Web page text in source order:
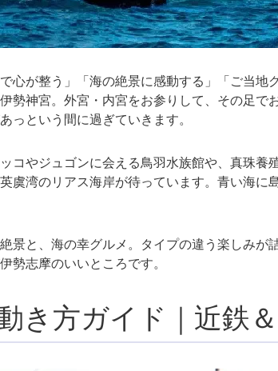
心が整う」「海の絶景に感動する」「ご当地
勢神宮。外宮・内宮をお参りして、その足で
っという間に過ぎていきます。
コやジュゴンに会える鳥羽水族館や、真珠養
虞湾のリアス海岸が待っています。青い海に
景と、海の幸グルメ。タイプの違う楽しみが
勢志摩のいいところです。
き方ガイド｜近鉄